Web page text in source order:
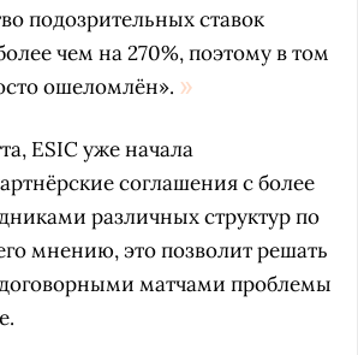
подозрительных ставок
чем на 270%, поэтому в том
ошеломлён».
ESIC уже начала
соглашения с более
различных структур по
мнению, это позволит решать
матчами проблемы